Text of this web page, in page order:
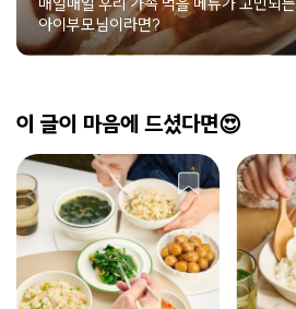
아이부모님이라면?
이 글이 마음에 드셨다면😍